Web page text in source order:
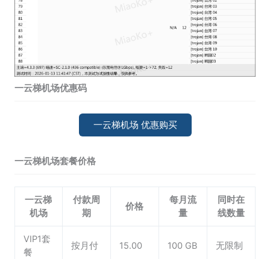
一云梯机场优惠码
一云梯机场 优惠购买
一云梯机场套餐价格
一云梯
机场
付款周
期
价格
每月流
量
同时在
线数量
VIP1套
餐
按月付 15.00 100 GB 无限制